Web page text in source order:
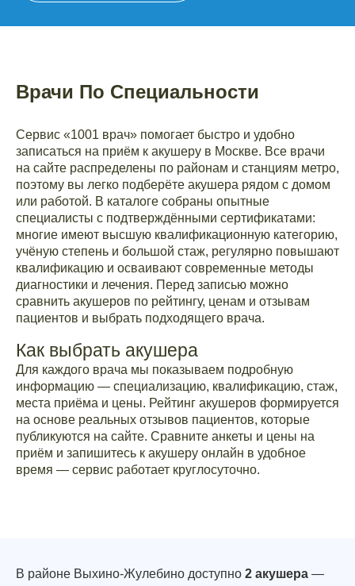
Врачи По Специальности
Сервис «1001 врач» помогает быстро и удобно
записаться на приём к акушеру в Москве. Все врачи
на сайте распределены по районам и станциям метро,
поэтому вы легко подберёте акушера рядом с домом
или работой. В каталоге собраны опытные
специалисты с подтверждёнными сертификатами:
многие имеют высшую квалификационную категорию,
учёную степень и большой стаж, регулярно повышают
квалификацию и осваивают современные методы
диагностики и лечения. Перед записью можно
сравнить акушеров по рейтингу, ценам и отзывам
пациентов и выбрать подходящего врача.
Как выбрать акушера
Для каждого врача мы показываем подробную
информацию — специализацию, квалификацию, стаж,
места приёма и цены. Рейтинг акушеров формируется
на основе реальных отзывов пациентов, которые
публикуются на сайте. Сравните анкеты и цены на
приём и запишитесь к акушеру онлайн в удобное
время — сервис работает круглосуточно.
В районе Выхино-Жулебино доступно 2 акушера —